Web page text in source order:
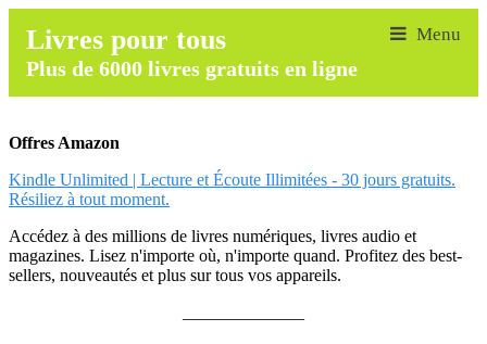
Livres pour tous
Plus de 6000 livres gratuits en ligne
Offres Amazon
Kindle Unlimited | Lecture et Écoute Illimitées - 30 jours gratuits.
Résiliez à tout moment.
Accédez à des millions de livres numériques, livres audio et
magazines. Lisez n'importe où, n'importe quand. Profitez des best-
sellers, nouveautés et plus sur tous vos appareils.